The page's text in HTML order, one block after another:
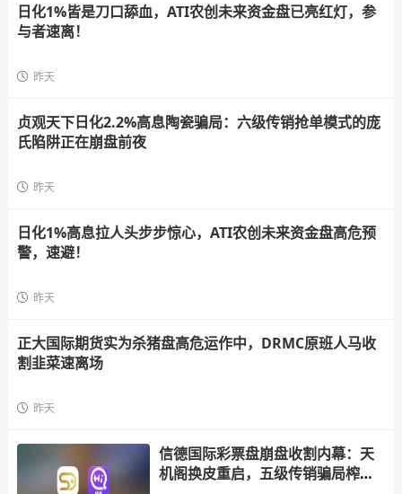
日化1%皆是刀口舔血，ATI农创未来资金盘已亮红灯，参
与者速离！
昨天
贞观天下日化2.2%高息陶瓷骗局：六级传销抢单模式的庞
氏陷阱正在崩盘前夜
昨天
日化1%高息拉人头步步惊心，ATI农创未来资金盘高危预
警，速避！
昨天
正大国际期货实为杀猪盘高危运作中，DRMC原班人马收
割韭菜速离场
昨天
信德国际彩票盘崩盘收割内幕：天
机阁换皮重启，五级传销骗局榨干